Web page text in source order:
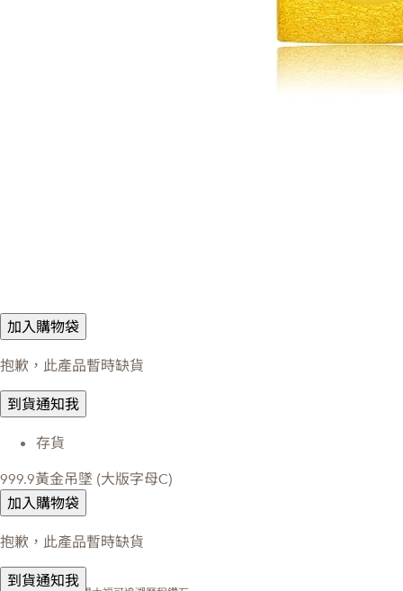
加入購物袋
抱歉，此產品暫時缺貨
到貨通知我
存貨
999.9黃金吊墜 (大版字母C)
加入購物袋
抱歉，此產品暫時缺貨
到貨通知我